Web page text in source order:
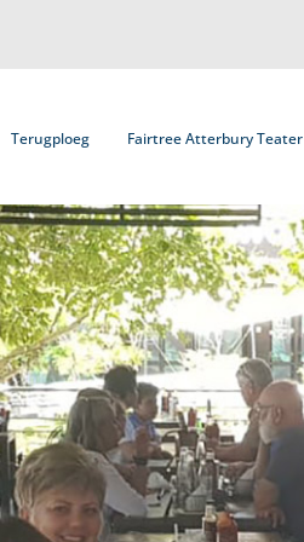
Terugploeg Fairtree Atterbury Teater